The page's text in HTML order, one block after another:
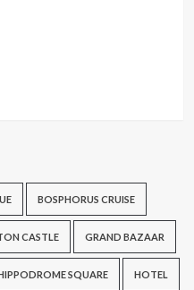
BOSPHORUS CRUISE
CASTLE GRAND BAZAAR
SQUARE HOTEL